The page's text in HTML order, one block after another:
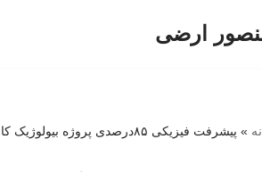
ارضی
» پیشرفت فیزیکی ۸۵درصدی پروژه بیولوژیک کامفیروز مرودشت